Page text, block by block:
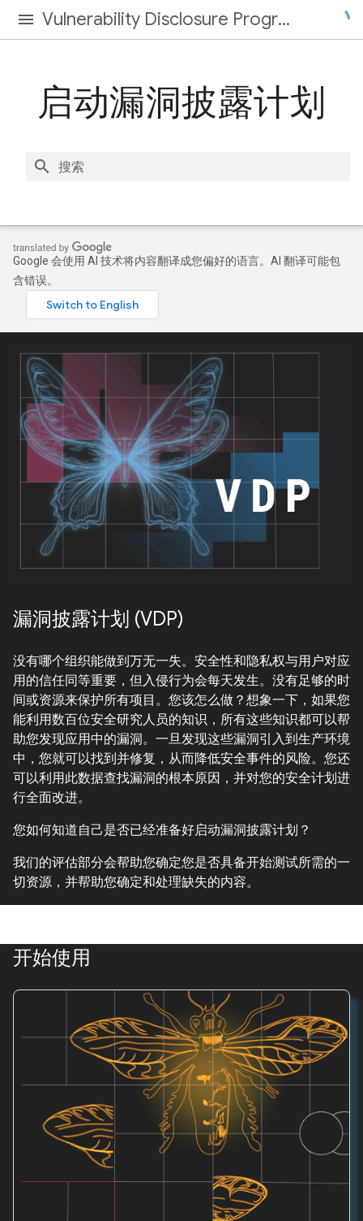
Vulnerability Disclosure Program
启动漏洞披露计划
Google 会使用 AI 技术将内容翻译成您偏好的语言。AI 翻译可能包
含错误。
漏洞披露计划 (VDP)
没有哪个组织能做到万无一失。安全性和隐私权与用户对应
用的信任同等重要，但入侵行为会每天发生。没有足够的时
间或资源来保护所有项目。您该怎么做？想象一下，如果您
能利用数百位安全研究人员的知识，所有这些知识都可以帮
助您发现应用中的漏洞。一旦发现这些漏洞引入到生产环境
中，您就可以找到并修复，从而降低安全事件的风险。您还
可以利用此数据查找漏洞的根本原因，并对您的安全计划进
行全面改进。
您如何知道自己是否已经准备好启动漏洞披露计划？
我们的评估部分会帮助您确定您是否具备开始测试所需的一
切资源，并帮助您确定和处理缺失的内容。
开始使用